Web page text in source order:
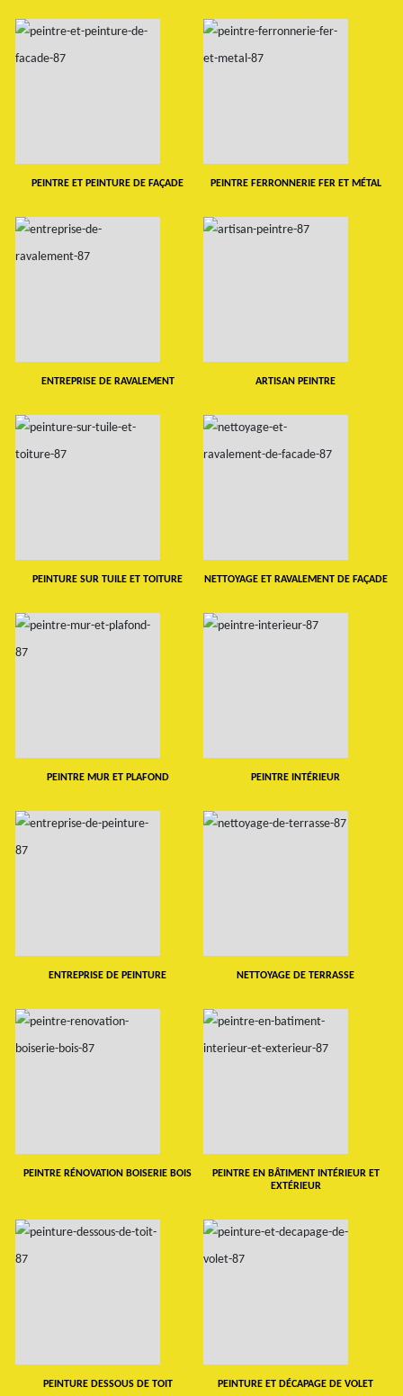
PEINTRE ET PEINTURE DE FAÇADE PEINTRE FERRONNERIE FER ET MÉTAL
ENTREPRISE DE RAVALEMENT ARTISAN PEINTRE
PEINTURE SUR TUILE ET TOITURE NETTOYAGE ET RAVALEMENT DE FAÇADE
PEINTRE MUR ET PLAFOND PEINTRE INTÉRIEUR
ENTREPRISE DE PEINTURE NETTOYAGE DE TERRASSE
PEINTRE RÉNOVATION BOISERIE BOIS
PEINTRE EN BÂTIMENT INTÉRIEUR ET
EXTÉRIEUR
PEINTURE DESSOUS DE TOIT PEINTURE ET DÉCAPAGE DE VOLET